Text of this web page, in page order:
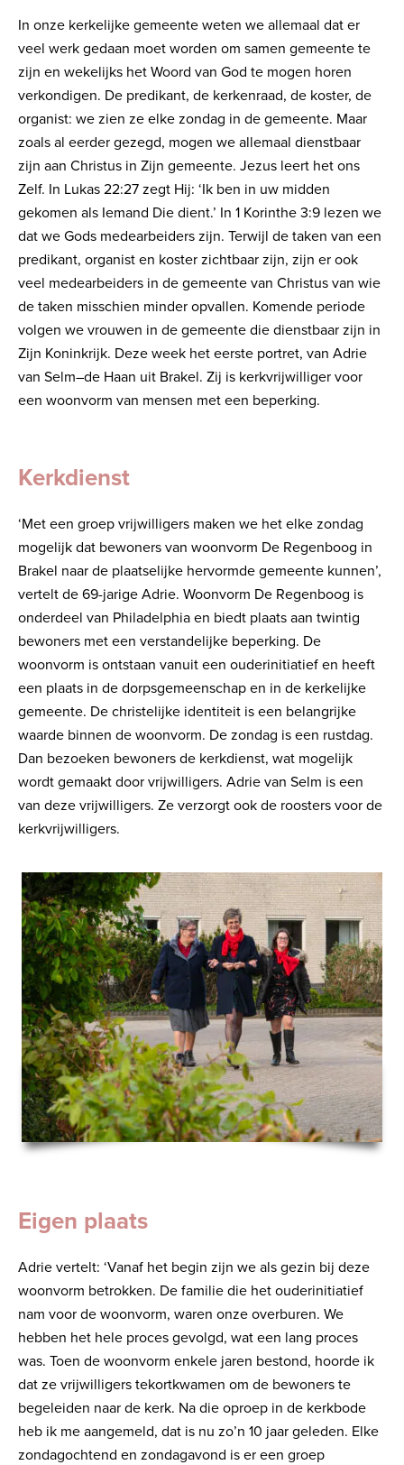
In onze kerkelijke gemeente weten we allemaal dat er
veel werk gedaan moet worden om samen gemeente te
zijn en wekelijks het Woord van God te mogen horen
verkondigen. De predikant, de kerkenraad, de koster, de
organist: we zien ze elke zondag in de gemeente. Maar
zoals al eerder gezegd, mogen we allemaal dienstbaar
zijn aan Christus in Zijn gemeente. Jezus leert het ons
Zelf. In Lukas 22:27 zegt Hij: ‘Ik ben in uw midden
gekomen als Iemand Die dient.’ In 1 Korinthe 3:9 lezen we
dat we Gods medearbeiders zijn. Terwijl de taken van een
predikant, organist en koster zichtbaar zijn, zijn er ook
veel medearbeiders in de gemeente van Christus van wie
de taken misschien minder opvallen. Komende periode
volgen we vrouwen in de gemeente die dienstbaar zijn in
Zijn Koninkrijk. Deze week het eerste portret, van Adrie
van Selm–de Haan uit Brakel. Zij is kerkvrijwilliger voor
een woonvorm van mensen met een beperking.
Kerkdienst
‘Met een groep vrijwilligers maken we het elke zondag
mogelijk dat bewoners van woonvorm De Regenboog in
Brakel naar de plaatselijke hervormde gemeente kunnen’,
vertelt de 69-jarige Adrie. Woonvorm De Regenboog is
onderdeel van Philadelphia en biedt plaats aan twintig
bewoners met een verstandelijke beperking. De
woonvorm is ontstaan vanuit een ouderinitiatief en heeft
een plaats in de dorpsgemeenschap en in de kerkelijke
gemeente. De christelijke identiteit is een belangrijke
waarde binnen de woonvorm. De zondag is een rustdag.
Dan bezoeken bewoners de kerkdienst, wat mogelijk
wordt gemaakt door vrijwilligers. Adrie van Selm is een
van deze vrijwilligers. Ze verzorgt ook de roosters voor de
kerkvrijwilligers.
Eigen plaats
Adrie vertelt: ‘Vanaf het begin zijn we als gezin bij deze
woonvorm betrokken. De familie die het ouderinitiatief
nam voor de woonvorm, waren onze overburen. We
hebben het hele proces gevolgd, wat een lang proces
was. Toen de woonvorm enkele jaren bestond, hoorde ik
dat ze vrijwilligers tekortkwamen om de bewoners te
begeleiden naar de kerk. Na die oproep in de kerkbode
heb ik me aangemeld, dat is nu zo’n 10 jaar geleden. Elke
zondagochtend en zondagavond is er een groep